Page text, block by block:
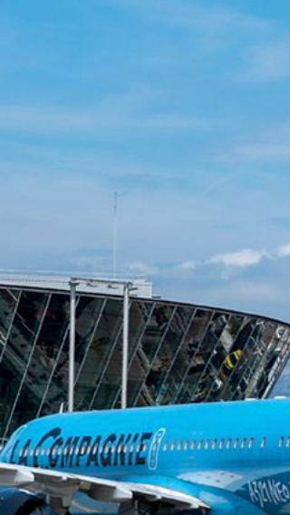
estivale couronnée par le lancement